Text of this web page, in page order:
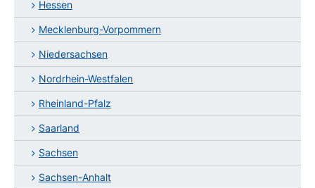
Hessen
Mecklenburg-Vorpommern
Niedersachsen
Nordrhein-Westfalen
Rheinland-Pfalz
Saarland
Sachsen
Sachsen-Anhalt